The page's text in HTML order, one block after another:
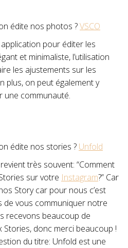
édite nos photos ?VSCO
pour éditer les
et minimaliste, l’utilisation
les ajustements sur les
plus, on peut également y
une communauté.
édite nos stories ? Unfold
très souvent: “Comment
sur votre Instagram?” Car
Story car pour nous c’est
de vous communiquer notre
recevons beaucoup de
donc merci beaucoup !
du titre: Unfold est une